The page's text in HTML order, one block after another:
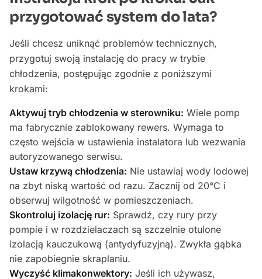
przygotować system do lata?
Jeśli chcesz uniknąć problemów technicznych,
przygotuj swoją instalację do pracy w trybie
chłodzenia, postępując zgodnie z poniższymi
krokami:
Aktywuj tryb chłodzenia w sterowniku: Wiele pomp
ma fabrycznie zablokowany rewers. Wymaga to
często wejścia w ustawienia instalatora lub wezwania
autoryzowanego serwisu.
Ustaw krzywą chłodzenia: Nie ustawiaj wody lodowej
na zbyt niską wartość od razu. Zacznij od 20°C i
obserwuj wilgotność w pomieszczeniach.
Skontroluj izolację rur: Sprawdź, czy rury przy
pompie i w rozdzielaczach są szczelnie otulone
izolacją kauczukową (antydyfuzyjną). Zwykła gąbka
nie zapobiegnie skraplaniu.
Wyczyść klimakonwektory: Jeśli ich używasz,